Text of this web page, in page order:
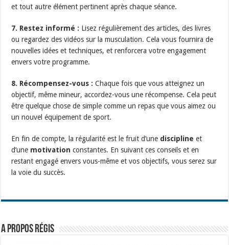
et tout autre élément pertinent après chaque séance.
7. Restez informé : Lisez régulièrement des articles, des livres
ou regardez des vidéos sur la musculation. Cela vous fournira de
nouvelles idées et techniques, et renforcera votre engagement
envers votre programme.
8. Récompensez-vous : Chaque fois que vous atteignez un
objectif, même mineur, accordez-vous une récompense. Cela peut
être quelque chose de simple comme un repas que vous aimez ou
un nouvel équipement de sport.
En fin de compte, la régularité est le fruit d’une discipline et
d’une motivation constantes. En suivant ces conseils et en
restant engagé envers vous-même et vos objectifs, vous serez sur
la voie du succès.
A propos Régis